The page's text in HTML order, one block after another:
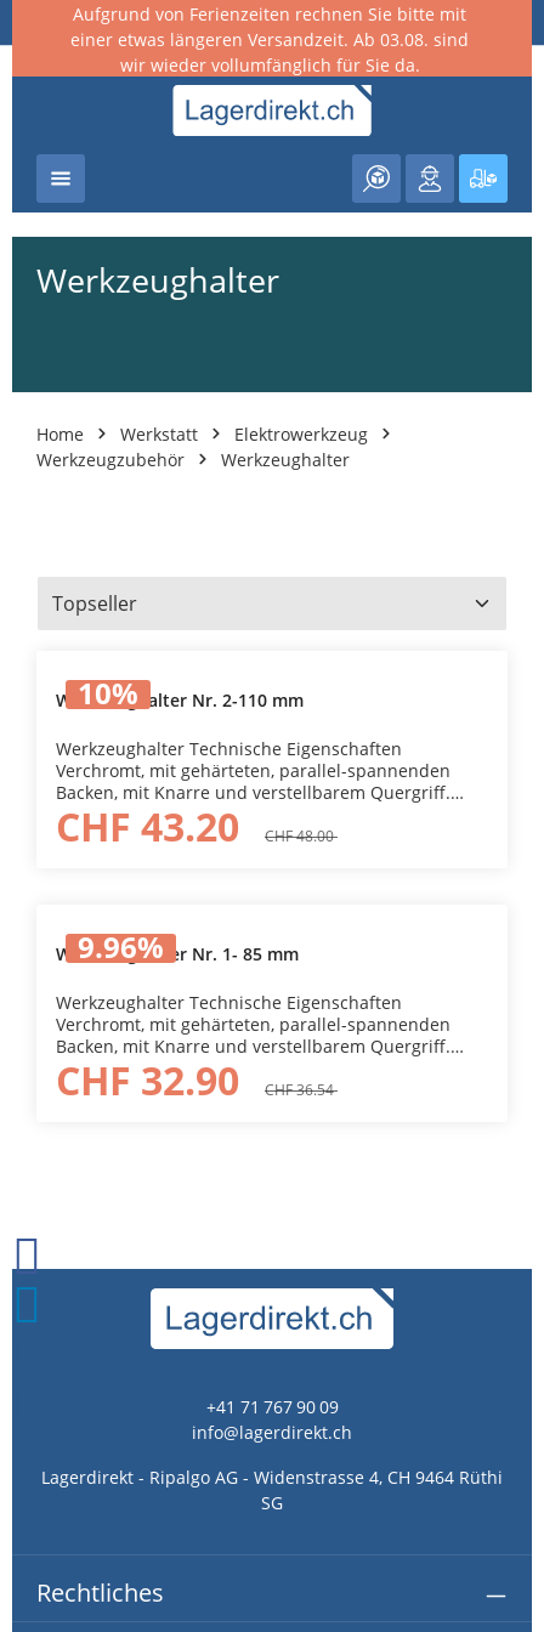
springen
Aufgrund von Ferienzeiten rechnen Sie bitte mit
einer etwas längeren Versandzeit. Ab 03.08. sind
wir wieder vollumfänglich für Sie da.
Werkzeughalter
Home Werkstatt
Elektrowerkzeug
Werkzeugzubehör
Werkzeughalter
10%
Werkzeughalter Nr. 2-110 mm
Werkzeughalter Technische Eigenschaften
Verchromt, mit gehärteten, parallel-spannenden
Backen, mit Knarre und verstellbarem Quergriff.
Anwendungsgebiet Für rechts und links, sowie
starren Gebrauch
CHF 43.20 CHF 48.00
9.96%
Werkzeughalter Nr. 1- 85 mm
Werkzeughalter Technische Eigenschaften
Verchromt, mit gehärteten, parallel-spannenden
Backen, mit Knarre und verstellbarem Quergriff.
Anwendungsgebiet Für rechts und links, sowie
starren Gebrauch
CHF 32.90 CHF 36.54
+41 71 767 90 09
info@lagerdirekt.ch
Lagerdirekt - Ripalgo AG - Widenstrasse 4, CH 9464 Rüthi
SG
Rechtliches